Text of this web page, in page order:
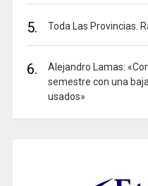
5. Toda Las Provincias.
6.
Alejandro Lamas:
semestre con una
usados»